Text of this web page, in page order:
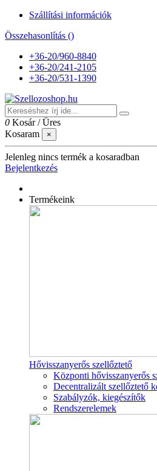
Szállítási információk
Összehasonlítás ()
+36-20/960-8840
+36-20/241-2105
+36-20/531-1390
0 Kosár /Üres
Kosaram
×
Jelenleg nincs termék a kosaradban
Bejelentkezés
Termékeink
Hővisszanyerős szellőztető
Központi hővisszanyerős
Decentralizált szellőztető
Szabályzók, kiegészítők
Rendszerelemek